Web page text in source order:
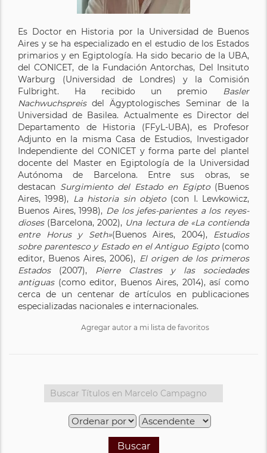
Es Doctor en Historia por la Universidad de Buenos
Aires y se ha especializado en el estudio de los Estados
primarios y en Egiptología. Ha sido becario de la UBA,
del CONICET, de la Fundación Antorchas, Del Insituto
Warburg (Universidad de Londres) y la Comisión
Fulbright. Ha recibido un premio Basler
Nachwuchspreisdel Ägyptologisches Seminar de la
Universidad de Basilea. Actualmente es Director del
Departamento de Historia (FFyL-UBA), es Profesor
Adjunto en la misma Casa de Estudios, Investigador
Independiente del CONICET y forma parte del plantel
docente del Master en Egiptología de la Universidad
Autónoma de Barcelona. Entre sus obras, se
destacan Surgimiento del Estado en Egipto(Buenos
Aires, 1998), La historia sin objeto(con I. Lewkowicz,
Buenos Aires, 1998), De los jefes-parientes a los reyes-
dioses(Barcelona, 2002), Una lectura de «La contienda
entre Horus y Seth»(Buenos Aires, 2004), Estudios
sobre parentesco y Estado en el Antiguo Egipto(como
editor, Buenos Aires, 2006), El origen de los primeros
Estados(2007), Pierre Clastres y las sociedades
antiguas(como editor, Buenos Aires, 2014), así como
cerca de un centenar de artículos en publicaciones
especializadas nacionales e internacionales.
Agregar autor a mi lista de favoritos
Buscar